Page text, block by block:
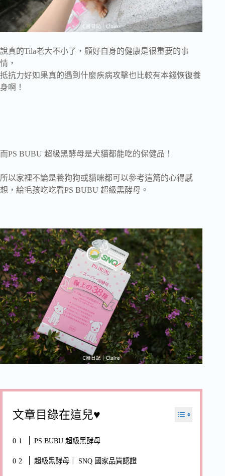
說真的Tila老大不小了，顧好自身的健康是很重要的事
情，
抵抗力好如果真的遇到什麼疾病攻擊也比較有本錢恢復養
身啊！
而PS BUBU 超級黑酵母是犬貓都能吃的保健品！
所以家裡不論是養狗狗或貓咪都可以參考這篇的心得感
想，給毛孩吃吃看PS BUBU 超級黑酵母。
文章目錄在這兒♥
PS BUBU 超級黑酵母
超級黑酵母｜ SNQ 國家品質認證